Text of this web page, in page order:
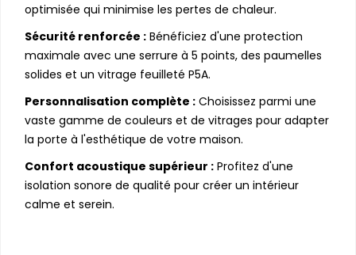
optimisée qui minimise les pertes de chaleur.
Sécurité renforcée : Bénéficiez d'une protection
maximale avec une serrure à 5 points, des paumelles
solides et un vitrage feuilleté P5A.
Personnalisation complète : Choisissez parmi une
vaste gamme de couleurs et de vitrages pour adapter
la porte à l'esthétique de votre maison.
Confort acoustique supérieur : Profitez d'une
isolation sonore de qualité pour créer un intérieur
calme et serein.